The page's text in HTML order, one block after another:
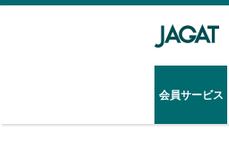
会員サービス